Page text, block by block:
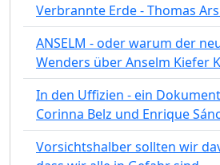
Verbrannte Erde - Thomas
ANSELM - oder warum der
Wenders über Anselm Kiefer
In den Uffizien - ein
Corinna Belz und Enrique
Vorsichtshalber sollten wir